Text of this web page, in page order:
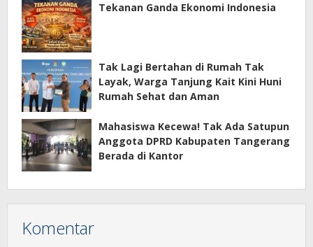
Tekanan Ganda Ekonomi Indonesia
Tak Lagi Bertahan di Rumah Tak
Layak, Warga Tanjung Kait Kini Huni
Rumah Sehat dan Aman
Mahasiswa Kecewa! Tak Ada Satupun
Anggota DPRD Kabupaten Tangerang
Berada di Kantor
Komentar